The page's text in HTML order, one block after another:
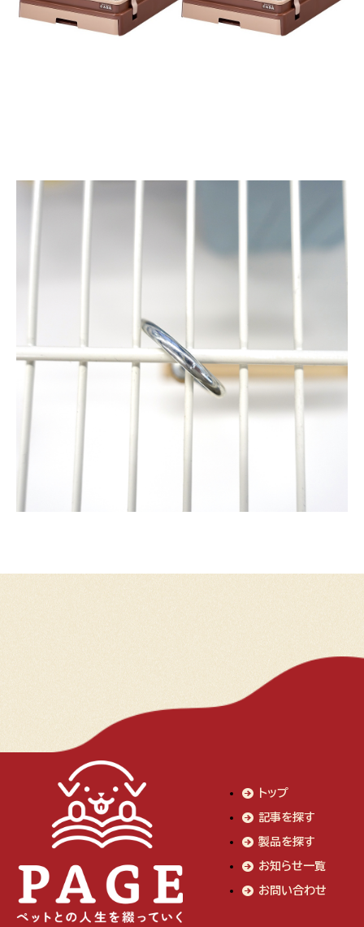
トップ
記事を探す
製品を探す
お知らせ一覧
お問い合わせ